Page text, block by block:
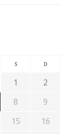
S D
1
2
8
9
15 16